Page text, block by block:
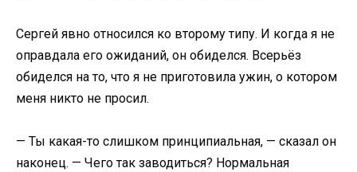
Сергей явно относился ко второму типу. И когда я не
оправдала его ожиданий, он обиделся. Всерьёз
обиделся на то, что я не приготовила ужин, о котором
меня никто не просил.
— Ты какая-то слишком принципиальная, — сказал он
наконец. — Чего так заводиться? Нормальная